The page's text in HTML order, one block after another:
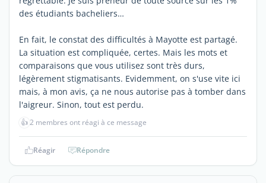
des étudiants bacheliers…
En fait, le constat des difficultés à Mayotte est partagé.
La situation est compliquée, certes. Mais les mots et
comparaisons que vous utilisez sont très durs,
légèrement stigmatisants. Evidemment, on s'use vite ici
mais, à mon avis, ça ne nous autorise pas à tomber dans
l'aigreur. Sinon, tout est perdu.
👍2 membres ont réagi à ce message
Réagir Répondre